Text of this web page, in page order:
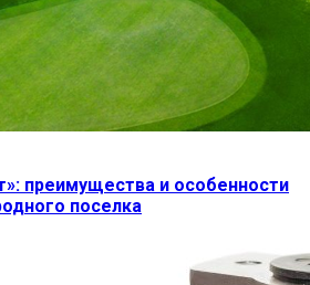
преимущества и особенности
поселка